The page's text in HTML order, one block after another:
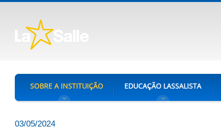
SOBRE A INSTITUIÇÃO EDUCAÇÃO LASSALISTA
03/05/2024